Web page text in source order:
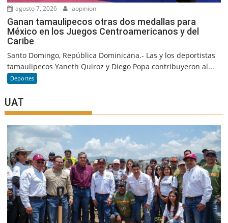
agosto 7, 2026 laopinion
Ganan tamaulipecos otras dos medallas para
México en los Juegos Centroamericanos y del
Caribe
Santo Domingo, República Dominicana.- Las y los deportistas
tamaulipecos Yaneth Quiroz y Diego Popa contribuyeron al...
Deportes
UAT